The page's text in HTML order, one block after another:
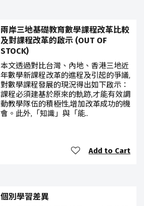
兩岸三地基礎教育數學課程改革比較
及對課程改革的啟示 (OUT OF
STOCK)
本文透過對比台灣、內地、香港三地近
年數學新課程改革的進程及引起的爭議,
對數學課程發展的現況得出如下啟示：
課程必須建基於原來的軌跡,才能有效調
動教學隊伍的積極性,增加改革成功的機
會。此外,「知識」與「能..
Add to Cart
個別學習差異